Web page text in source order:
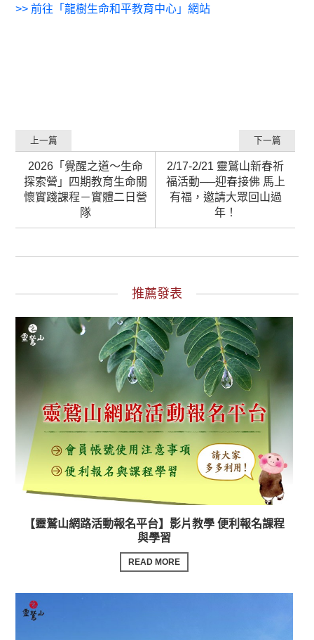
>> 前往「龍樹生命和平教育中心」網站
2026「覺醒之道～生命
探索營」四期教育生命關
懷實踐課程－實體二日營
隊
上一篇
2/17-2/21 靈鷲山新春祈
福活動──迎春接佛 馬上
有福，邀請大眾回山過
年！
下一篇
推薦發表
【靈鷲山網路活動報名平台】影片教學 便利報名課程
與學習
READ MORE